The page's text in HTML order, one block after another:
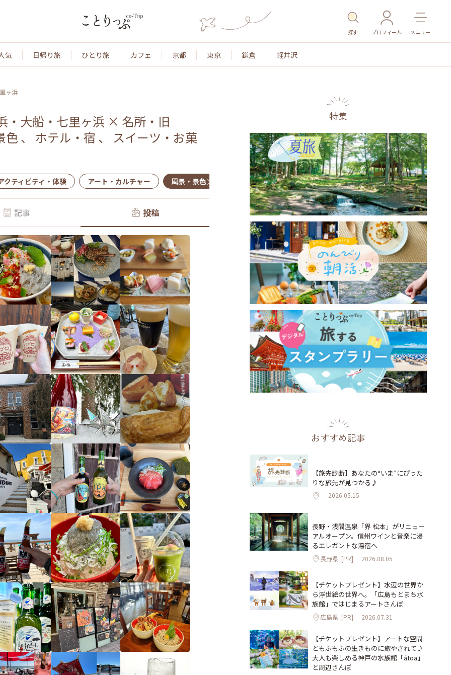
探す プロフィール メニュー
気 日帰り旅 ひとり旅 カフェ 京都 東京 鎌倉 軽井沢
ヶ浜
・大船・七里ヶ浜 × 名所・旧
色、 ホテル・宿 、 スイーツ・お菓
クティビティ・体験 アート・カルチャー 風景・景色 名所・旧跡 温泉・スパ その他施設 ごはん
記事 投稿
特集
おすすめ記事
【旅先診断】あなたの“いま”にぴった
りな旅先が見つかる♪
2026.05.15
長野・浅間温泉「界 松本」がリニュー
アルオープン。信州ワインと音楽に浸
るエレガントな湯宿へ
長野県 [PR] 2026.08.05
【チケットプレゼント】水辺の世界か
ら浮世絵の世界へ。「広島もとまち水
族館」ではじまるアートさんぽ
広島県 [PR] 2026.07.31
【チケットプレゼント】アートな空間
ともふもふの生きものに癒やされて♪
大人も楽しめる神戸の水族館「átoa」
と周辺さんぽ